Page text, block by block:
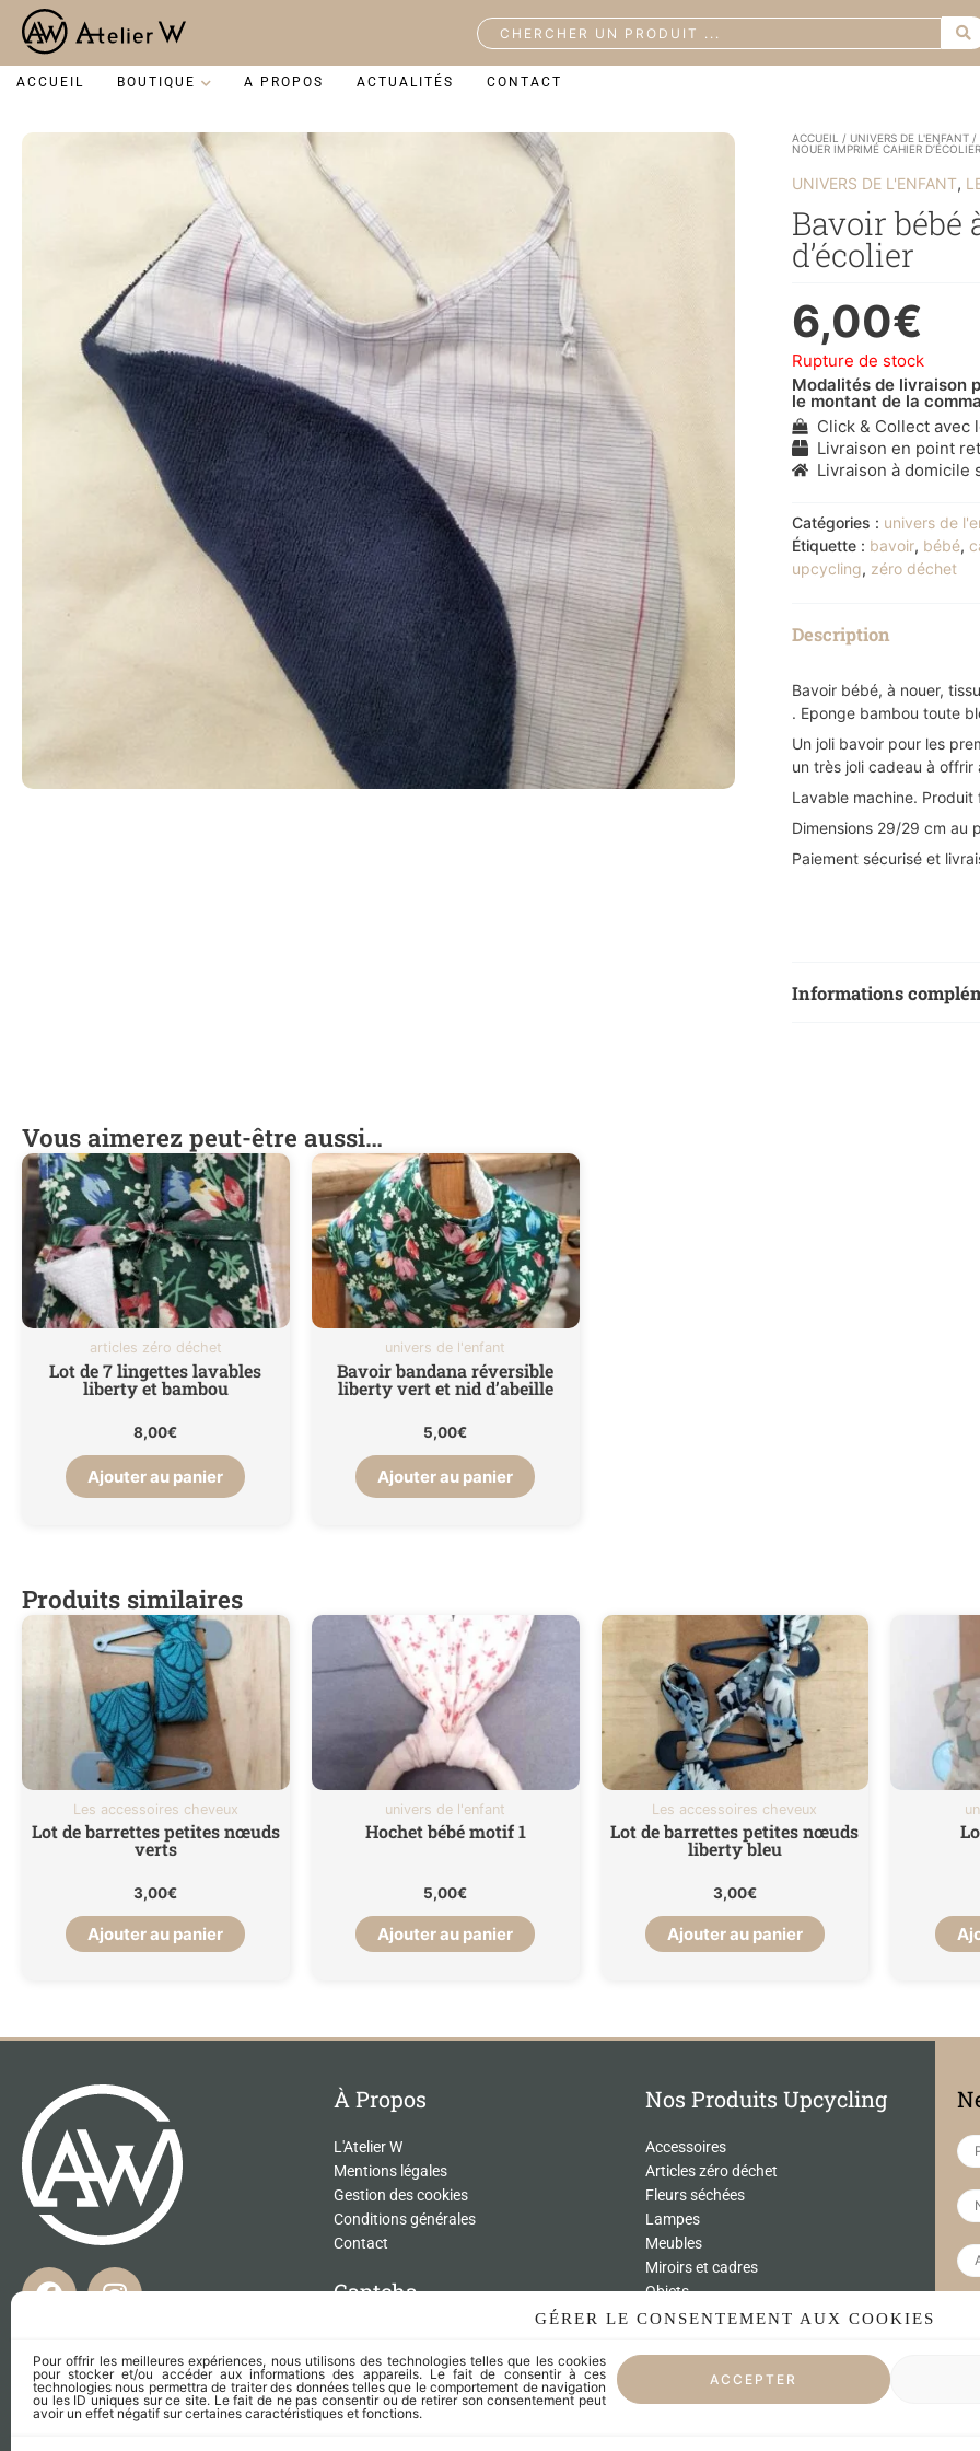
GÉRER LE CONSENTEMENT AUX COOKIES
Pour offrir les meilleures expériences, nous utilisons des technologies telles que les cookies
pour stocker et/ou accéder aux informations des appareils. Le fait de consentir à ces
technologies nous permettra de traiter des données telles que le comportement de navigation
ou les ID uniques sur ce site. Le fait de ne pas consentir ou de retirer son consentement peut
avoir un effet négatif sur certaines caractéristiques et fonctions.
ACCEPTER
Aller
contenu
Search
...
ACCUEIL BOUTIQUE A PROPOS ACTUALITÉS CONTACT
ACCUEIL / UNIVERS DE L'ENFANT /
NOUER IMPRIMÉ CAHIER D’ÉCOLIER
UNIVERS DE L'ENFANT,
Bavoir
d’écolier
6,00€
Rupture de stock
Modalités de livraison
le montant de la
Click & Collect avec
Livraison en point
Livraison à domicile
Catégories : univers de
Étiquette : bavoir, bébé,
upcycling, zéro déchet
Description
Bavoir bébé, à nouer,
. Eponge bambou toute
Un joli bavoir pour les
un très joli cadeau à offrir
Lavable machine. Produit
Dimensions 29/29 cm au
Paiement sécurisé et
Informations
Vous aimerez peut-être aussi…
articles zéro déchet
Lot de 7 lingettes lavables
liberty et bambou
8,00€
Ajouter au panier
univers de l'enfant
Bavoir bandana réversible
liberty vert et nid d’abeille
5,00€
Ajouter au panier
Produits similaires
Les accessoires cheveux
Lot de barrettes petites nœuds
verts
3,00€
Ajouter au panier
univers de l'enfant
Hochet bébé motif 1
5,00€
Ajouter au panier
Les accessoires cheveux
Lot de barrettes petites nœuds
liberty bleu
3,00€
Ajouter au panier
F
e
b
o
I
t
a
g
À Propos
L'Atelier W
Mentions légales
Gestion des cookies
Conditions générales
Contact
Captcha
et Google
Politique de confidentialité
Conditions d’utilisation
Nos Produits Upcycling
Accessoires
Articles zéro déchet
Fleurs séchées
Lampes
Meubles
Miroirs et cadres
Objets
Univers de l'enfant
LES CRÉATEURS